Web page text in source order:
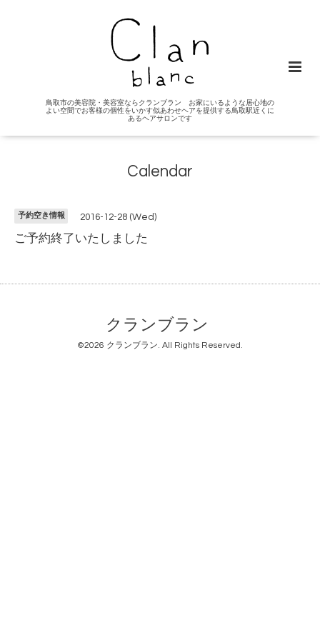
鳥取市の美容院・美容室ならクランブラン お家にいるような居心地の
よい空間でお客様の個性をいかす似あわせヘアを提供する鳥取駅近くに
あるヘアサロンです
Calendar
予約空き情報 2016-12-28 (Wed)
ご予約終了いたしました
クランブラン
©2026 クランブラン. All Rights Reserved.